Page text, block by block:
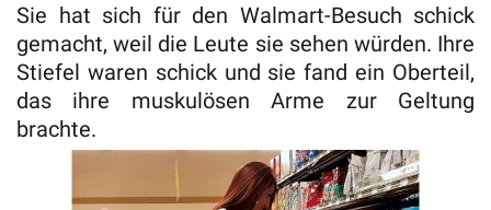
Sie hat sich für den Walmart-Besuch schick
gemacht, weil die Leute sie sehen würden. Ihre
Stiefel waren schick und sie fand ein Oberteil,
das ihre muskulösen Arme zur Geltung
brachte.